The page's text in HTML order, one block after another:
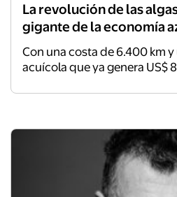
La revolución de las
gigante de la economía
Con una costa de 6.400 km
acuícola que ya genera US$
integrar al sector público,
acuicultura de algas que
civil local y a los ecosistemas.